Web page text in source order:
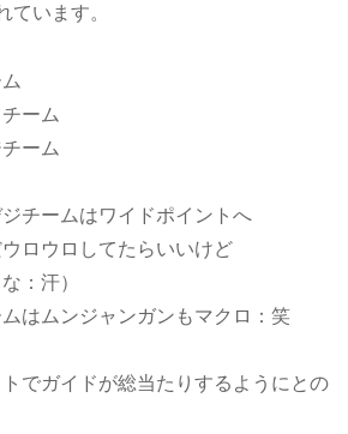
ています。
ーム
ーム
チームはワイドポイントへ
ロウロしてたらいいけど
：汗）
はムンジャンガンもマクロ：笑
でガイドが総当たりするようにとの